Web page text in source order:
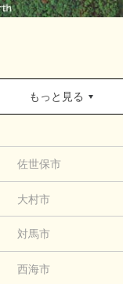
もっと見る
佐世保市
大村市
対馬市
西海市